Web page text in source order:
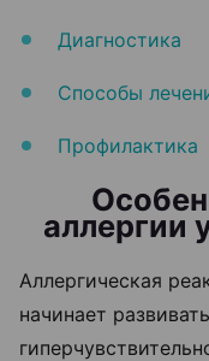
Диагностика
Способы
Профилактика
аллергии
Аллергическая
начинает